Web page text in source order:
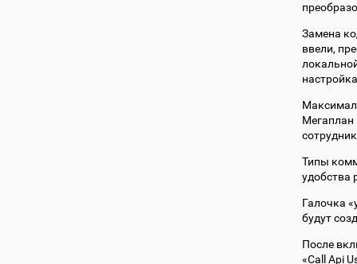
Замена
ввели,
Мегаплан
Типы
удобства
Галочка
будут
После
«Call Api